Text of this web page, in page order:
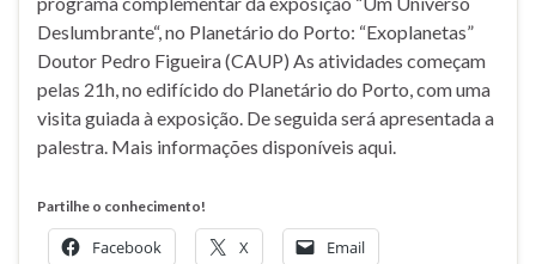
Deslumbrante“, no Planetário do Porto: “Exoplanetas”
Doutor Pedro Figueira (CAUP) As atividades começam
pelas 21h, no edifícido do Planetário do Porto, com uma
visita guiada à exposição. De seguida será apresentada a
palestra. Mais informações disponíveis aqui.
Partilhe o conhecimento!
Facebook X Email